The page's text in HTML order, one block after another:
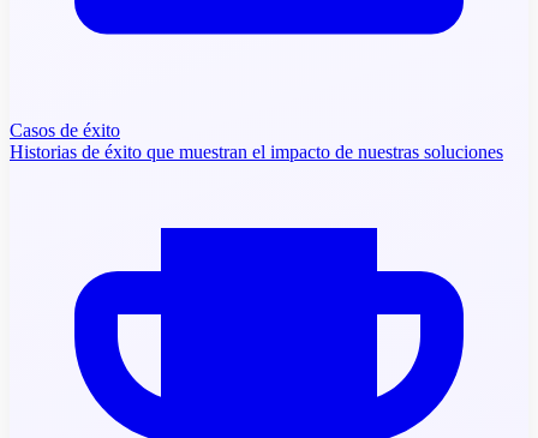
Casos de éxito
Historias de éxito que muestran el impacto de nuestras soluciones